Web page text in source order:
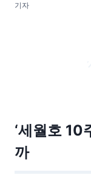
기자
‘세월호 10
까